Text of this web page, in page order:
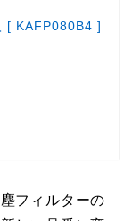
[ KAFP080B4 ]
フィルターの